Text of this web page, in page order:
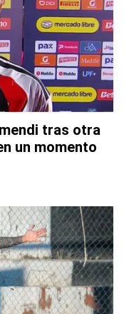
tras otra
un momento